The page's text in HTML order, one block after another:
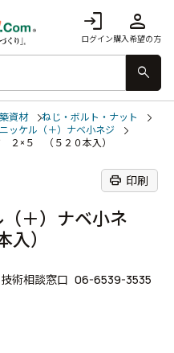
login
ログイン
person
購入希望の方
search
資材
ねじ・ボルト・ナット
ッケル（＋）ナベ小ネジ
２×５ （５２０本入）
print 印刷
＋）ナベ小ネ
入）
技術相談窓口 06-6539-3535